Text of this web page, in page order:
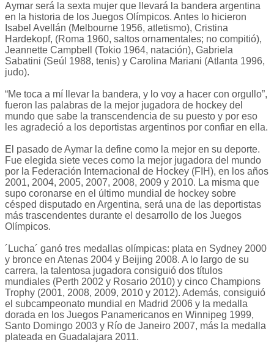
Aymar será la sexta mujer que llevará la bandera argentina
en la historia de los Juegos Olímpicos. Antes lo hicieron
Isabel Avellán (Melbourne 1956, atletismo), Cristina
Hardekopf, (Roma 1960, saltos ornamentales; no compitió),
Jeannette Campbell (Tokio 1964, natación), Gabriela
Sabatini (Seúl 1988, tenis) y Carolina Mariani (Atlanta 1996,
judo).
“Me toca a mí llevar la bandera, y lo voy a hacer con orgullo”,
fueron las palabras de la mejor jugadora de hockey del
mundo que sabe la transcendencia de su puesto y por eso
les agradeció a los deportistas argentinos por confiar en ella.
El pasado de Aymar la define como la mejor en su deporte.
Fue elegida siete veces como la mejor jugadora del mundo
por la Federación Internacional de Hockey (FIH), en los años
2001, 2004, 2005, 2007, 2008, 2009 y 2010. La misma que
supo coronarse en el último mundial de hockey sobre
césped disputado en Argentina, será una de las deportistas
más trascendentes durante el desarrollo de los Juegos
Olímpicos.
´Lucha´ ganó tres medallas olímpicas: plata en Sydney 2000
y bronce en Atenas 2004 y Beijing 2008. A lo largo de su
carrera, la talentosa jugadora consiguió dos títulos
mundiales (Perth 2002 y Rosario 2010) y cinco Champions
Trophy (2001, 2008, 2009, 2010 y 2012). Además, consiguió
el subcampeonato mundial en Madrid 2006 y la medalla
dorada en los Juegos Panamericanos en Winnipeg 1999,
Santo Domingo 2003 y Río de Janeiro 2007, más la medalla
plateada en Guadalajara 2011.